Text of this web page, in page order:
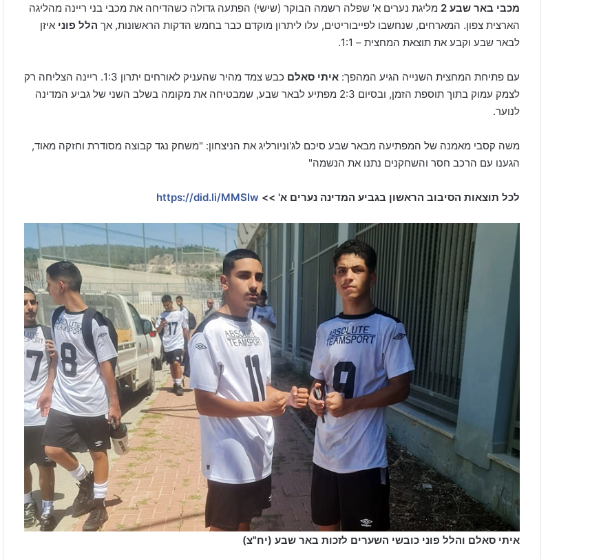
מכבי באר שבע 2
מליגת נערים א' שפלה רשמה הבוקר (שישי) הפתעה גדולה כשהדיחה את מכבי בני ריינה מהליגה
הארצית צפון. המארחים, שנחשבו לפייבוריטים, עלו ליתרון מוקדם כבר בחמש הדקות הראשונות, אך הלל פוני איזן
לבאר שבע וקבע את תוצאת המחצית – 1:1.
עם פתיחת המחצית השנייה הגיע המהפך: איתי סאלם
כבש צמד מהיר שהעניק לאורחים יתרון 1:3. ריינה הצליחה רק
לצמק עמוק בתוך תוספת הזמן, ובסיום 2:3 מפתיע לבאר שבע, שמבטיחה את מקומה בשלב השני של גביע המדינה
לנוער.
משה קסבי מאמנה של המפתיעה מבאר שבע סיכם לג'וניורליג את הניצחון: "משחק נגד קבוצה מסודרת וחזקה מאוד,
הגענו עם הרכב חסר והשחקנים נתנו את הנשמה"
לכל תוצאות הסיבוב הראשון בגביע המדינה נערים א' >> https://did.li/MMSIw
איתי סאלם והלל פוני כובשי השערים לזכות באר שבע (יח"צ)